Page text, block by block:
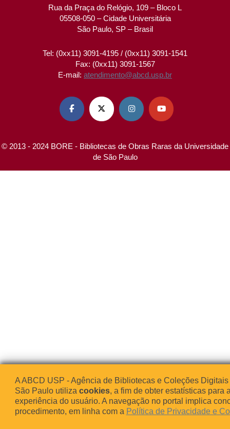
Rua da Praça do Relógio, 109 – Bloco L
05508-050 – Cidade Universitária
São Paulo, SP – Brasil
Tel: (0xx11) 3091-4195 / (0xx11) 3091-1541
Fax: (0xx11) 3091-1567
E-mail: atendimento@abcd.usp.br
   
© 2013 - 2024 BORE - Bibliotecas de Obras Raras da Universidade
de São Paulo
A ABCD USP - Agência de Bibliotecas e Coleções
São Paulo utiliza cookies, a fim de obter estatísticas para
experiência do usuário. A navegação no portal implica
procedimento, em linha com a Política de Privacidade e